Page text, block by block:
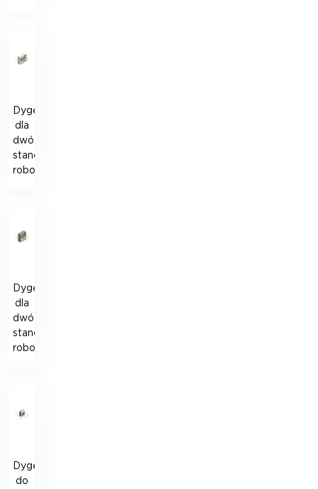
Dygestorium
dla
dwóch
stanowisk
roboczych
Dygestorium
dla
dwóch
stanowisk
roboczych
Dygestorium
do